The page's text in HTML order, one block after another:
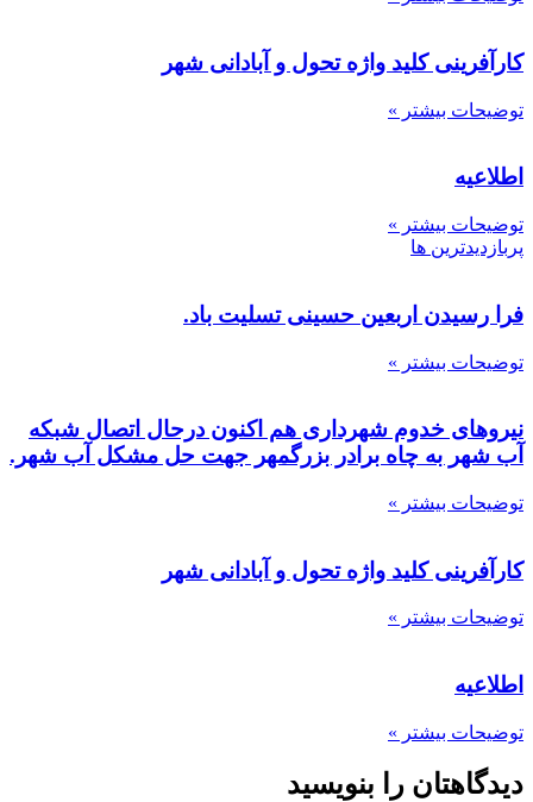
کارآفرینی کلید واژه تحول و آبادانی شهر
توضیحات بیشتر »
اطلاعیه
توضیحات بیشتر »
پربازدیدترین ها
فرا رسیدن اربعین حسینی تسلیت باد.
توضیحات بیشتر »
نیروهای خدوم شهرداری هم اکنون درحال اتصال شبکه
آب شهر به چاه برادر بزرگمهر جهت حل مشکل آب شهر.
توضیحات بیشتر »
کارآفرینی کلید واژه تحول و آبادانی شهر
توضیحات بیشتر »
اطلاعیه
توضیحات بیشتر »
دیدگاهتان را بنویسید